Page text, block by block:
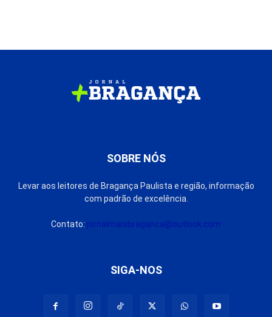
SOBRE NÓS
Levar aos leitores de Bragança Paulista e região, informação
com padrão de excelência.
Contato: jornalmaisbraganca@outlook.com
SIGA-NOS